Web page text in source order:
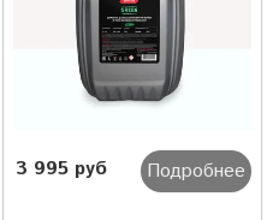
3 995 руб Подробнее